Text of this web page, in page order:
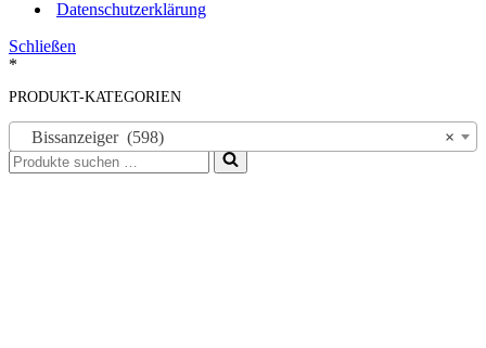
Datenschutzerklärung
Schließen
*
PRODUKT-KATEGORIEN
×
Bissanzeiger (598)
Suchen
nach …